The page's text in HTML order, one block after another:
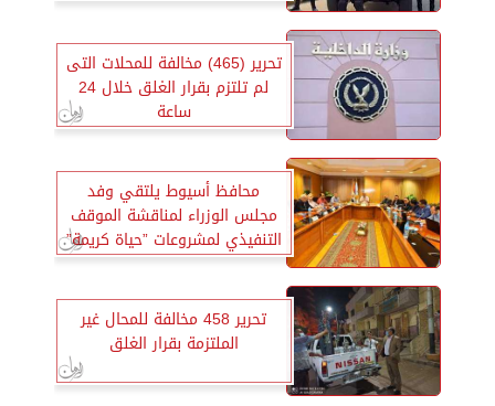
تحرير (465) مخالفة للمحلات التى
لم تلتزم بقرار الغلق خلال 24
ساعة
محافظ أسيوط يلتقي وفد
مجلس الوزراء لمناقشة الموقف
التنفيذي لمشروعات ”حياة كريمة”
تحرير 458 مخالفة للمحال غير
الملتزمة بقرار الغلق